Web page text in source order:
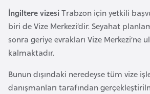
İngiltere vizesi Trabzon için yetkili
biri de Vize Merkezi’dir. Seyahat
sonra geriye evrakları Vize Merkezi’ne
kalmaktadır.
Bunun dışındaki neredeyse tüm vize
danışmanları tarafından
b
a
y
c
a
n